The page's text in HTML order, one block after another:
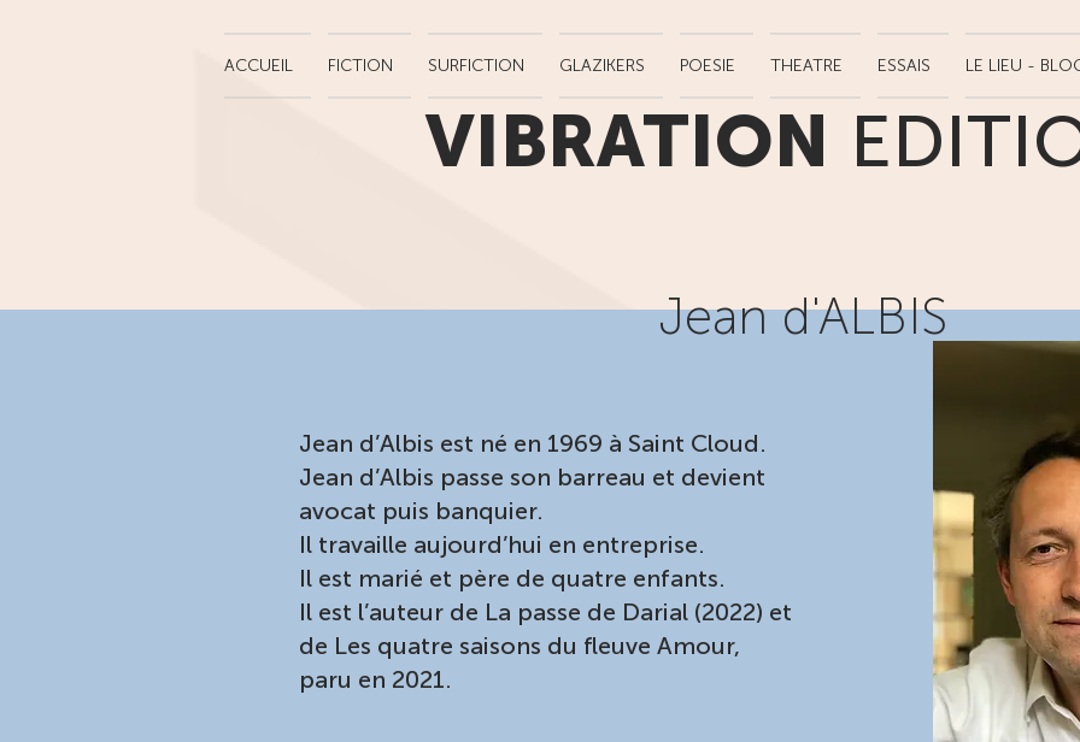
ACCUEIL FICTION SURFICTION GLAZIKERS POESIE THEATRE ESSAIS LE LIEU -
VIBRATION
Jean d'ALBIS
Jean d’Albis est né en 1969 à Saint Cloud.
Jean d’Albis passe son barreau et devient
avocat puis banquier.
Il travaille aujourd’hui en entreprise.
Il est marié et père de quatre enfants.
Il est l’auteur de La passe de Darial (2022) et
de Les quatre saisons du fleuve Amour,
paru en 2021.